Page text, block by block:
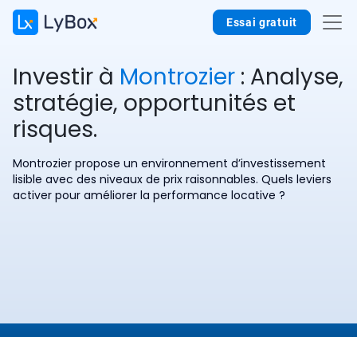
Essai gratuit
Investir à Montrozier : Analyse,
stratégie, opportunités et
risques.
Montrozier propose un environnement d’investissement
lisible avec des niveaux de prix raisonnables. Quels leviers
activer pour améliorer la performance locative ?